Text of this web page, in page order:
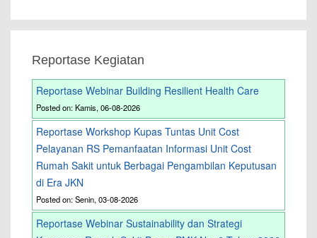
Reportase Kegiatan
Reportase Webinar Building Resilient Health Care
Posted on: Kamis, 06-08-2026
Reportase Workshop Kupas Tuntas Unit Cost
Pelayanan RS Pemanfaatan Informasi Unit Cost
Rumah Sakit untuk Berbagai Pengambilan Keputusan
di Era JKN
Posted on: Senin, 03-08-2026
Reportase Webinar Sustainability dan Strategi